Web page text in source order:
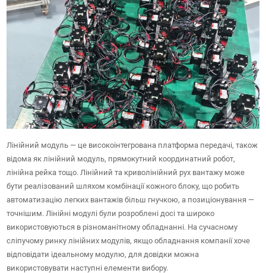
Лінійний модуль — це високоінтегрована платформа передачі, також
відома як лінійний модуль, прямокутний координатний робот,
лінійна рейка тощо. Лінійний та криволінійний рух вантажу може
бути реалізований шляхом комбінації кожного блоку, що робить
автоматизацію легких вантажів більш гнучкою, а позиціонування —
точнішим. Лінійні модулі були розроблені досі та широко
використовуються в різноманітному обладнанні. На сучасному
сліпучому ринку лінійних модулів, якщо обладнання компанії хоче
відповідати ідеальному модулю, для довідки можна
використовувати наступні елементи вибору.